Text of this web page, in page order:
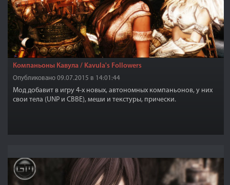
Компаньоны Кавула / Kavula's Followers
Опубликовано 09.07.2015 в 14:01:44
Мод добавит в игру 4-х новых, автономных компаньонов, у них
свои тела (UNP и CBBE), меши и текстуры, прически.